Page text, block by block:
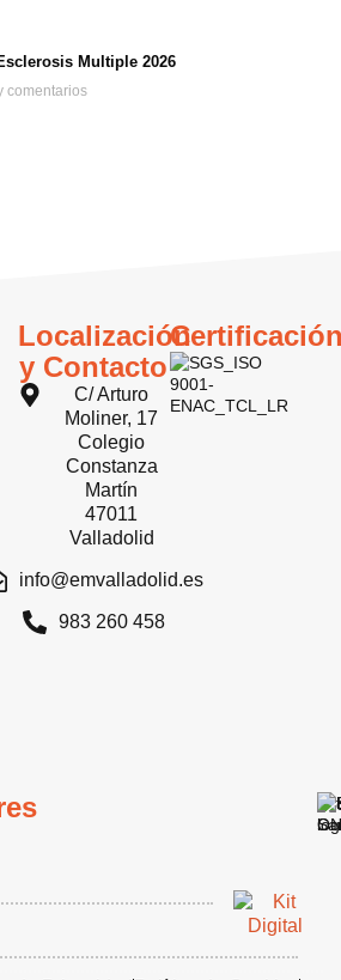
Multiple 2026
comentarios
Localización
y Contacto
C/ Arturo
Moliner, 17
Colegio
Constanza
Martín
47011
Valladolid
info@emvalladolid.es
983 260 458